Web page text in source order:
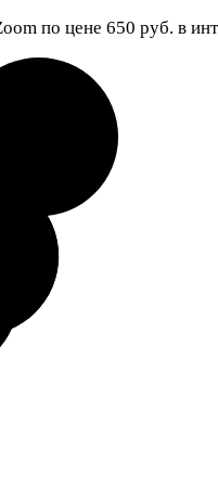
по цене 650 руб. в